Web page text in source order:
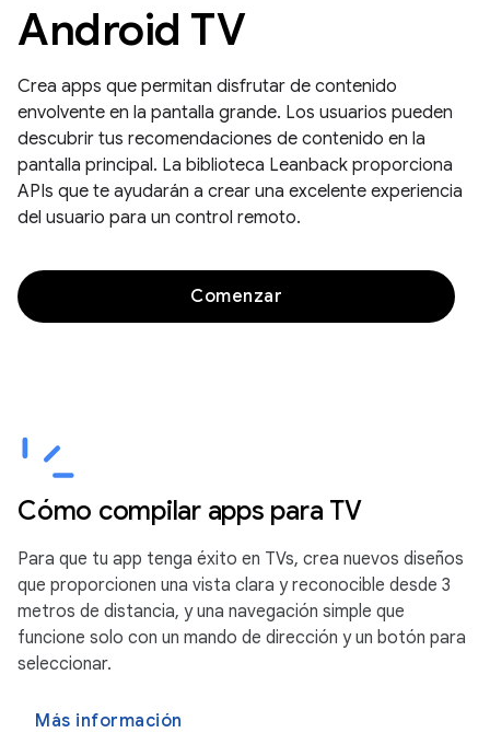
Android TV
Crea apps que permitan disfrutar de contenido
envolvente en la pantalla grande. Los usuarios pueden
descubrir tus recomendaciones de contenido en la
pantalla principal. La biblioteca Leanback proporciona
APIs que te ayudarán a crear una excelente experiencia
del usuario para un control remoto.
Comenzar
Cómo compilar apps para TV
Para que tu app tenga éxito en TVs, crea nuevos diseños
que proporcionen una vista clara y reconocible desde 3
metros de distancia, y una navegación simple que
funcione solo con un mando de dirección y un botón para
seleccionar.
Más información